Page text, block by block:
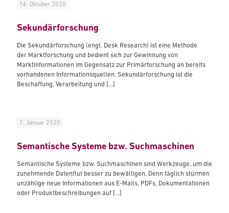
16. Oktober 2020
Sekundärforschung
Die Sekundärforschung (engl. Desk Research) ist eine Methode
der Marktforschung und bedient sich zur Gewinnung von
Marktinformationen im Gegensatz zur Primärforschung an bereits
vorhandenen Informationsquellen. Sekundärforschung ist die
Beschaffung, Verarbeitung und […]
7. Januar 2020
Semantische Systeme bzw. Suchmaschinen
Semantische Systeme bzw. Suchmaschinen sind Werkzeuge, um die
zunehmende Datenflut besser zu bewältigen. Denn täglich stürmen
unzählige neue Informationen aus E-Mails, PDFs, Dokumentationen
oder Produktbeschreibungen auf […]